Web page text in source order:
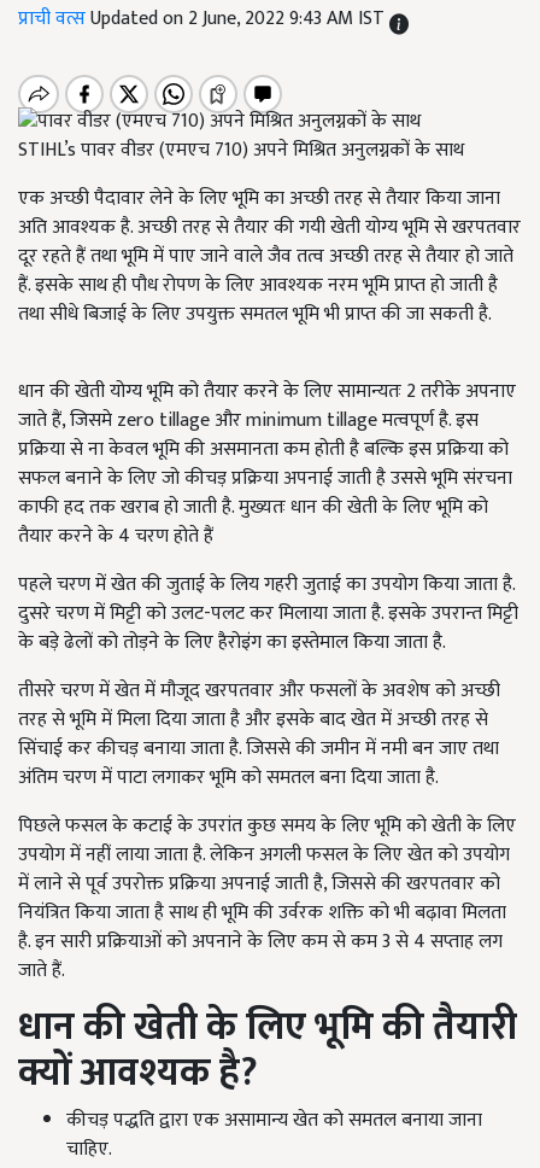
प्राची वत्सUpdated on 2 June, 2022 9:43 AM IST
STIHL’s पावर वीडर (एमएच 710) अपने मिश्रित अनुलग्नकों के साथ
एक अच्छी पैदावार लेने के लिए भूमि का अच्छी तरह से तैयार किया जाना
अति आवश्यक है. अच्छी तरह से तैयार की गयी खेती योग्य भूमि से खरपतवार
दूर रहते हैं तथा भूमि में पाए जाने वाले जैव तत्व अच्छी तरह से तैयार हो जाते
हैं. इसके साथ ही पौध रोपण के लिए आवश्यक नरम भूमि प्राप्त हो जाती है
तथा सीधे बिजाई के लिए उपयुक्त समतल भूमि भी प्राप्त की जा सकती है.
धान की खेती योग्य भूमि को तैयार करने के लिए सामान्यतः 2 तरीके अपनाए
जाते हैं, जिसमे zero tillage और minimum tillage मत्वपूर्ण है. इस
प्रक्रिया से ना केवल भूमि की असमानता कम होती है बल्कि इस प्रक्रिया को
सफल बनाने के लिए जो कीचड़ प्रक्रिया अपनाई जाती है उससे भूमि संरचना
काफी हद तक खराब हो जाती है. मुख्यतः धान की खेती के लिए भूमि को
तैयार करने के 4 चरण होते हैं
पहले चरण में खेत की जुताई के लिय गहरी जुताई का उपयोग किया जाता है.
दुसरे चरण में मिट्टी को उलट-पलट कर मिलाया जाता है. इसके उपरान्त मिट्टी
के बड़े ढेलों को तोड़ने के लिए हैरोइंग का इस्तेमाल किया जाता है.
तीसरे चरण में खेत में मौजूद खरपतवार और फसलों के अवशेष को अच्छी
तरह से भूमि में मिला दिया जाता है और इसके बाद खेत में अच्छी तरह से
सिंचाई कर कीचड़ बनाया जाता है. जिससे की जमीन में नमी बन जाए तथा
अंतिम चरण में पाटा लगाकर भूमि को समतल बना दिया जाता है.
पिछले फसल के कटाई के उपरांत कुछ समय के लिए भूमि को खेती के लिए
उपयोग में नहीं लाया जाता है. लेकिन अगली फसल के लिए खेत को उपयोग
में लाने से पूर्व उपरोक्त प्रक्रिया अपनाई जाती है, जिससे की खरपतवार को
नियंत्रित किया जाता है साथ ही भूमि की उर्वरक शक्ति को भी बढ़ावा मिलता
है. इन सारी प्रक्रियाओं को अपनाने के लिए कम से कम 3 से 4 सप्ताह लग
जाते हैं.
धान की खेती के लिए भूमि की तैयारी
क्यों आवश्यक है?
कीचड़ पद्धति द्वारा एक असामान्य खेत को समतल बनाया जाना
चाहिए.